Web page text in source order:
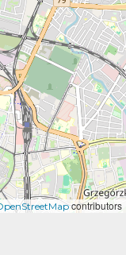
contributors